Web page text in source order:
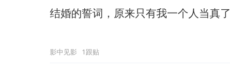
结婚的誓词，原来只有我一个人当真了
影中见影 1跟贴